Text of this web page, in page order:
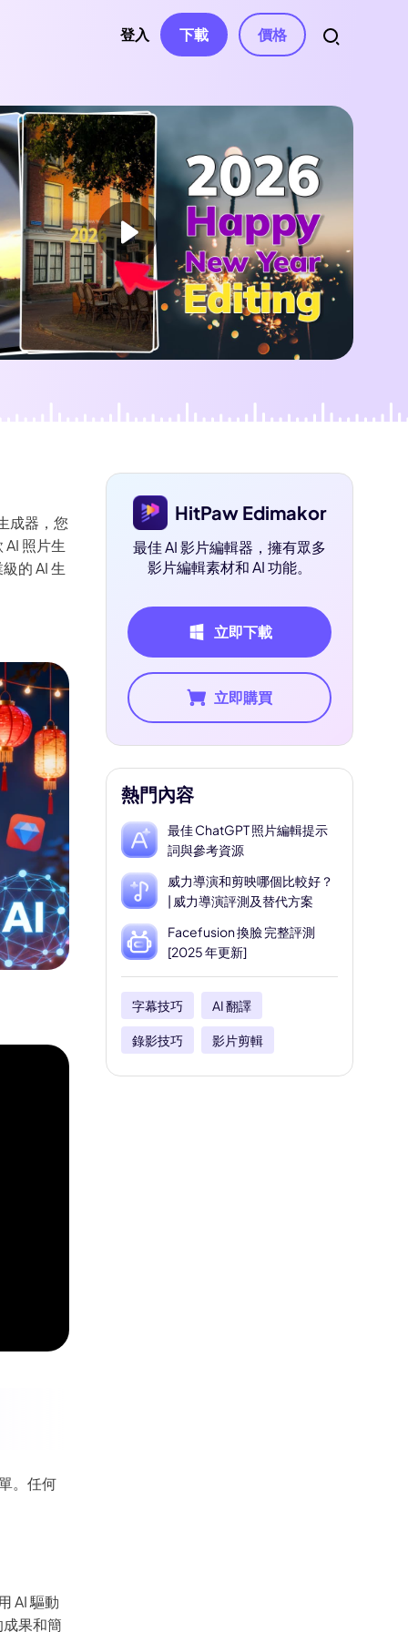
登入 下載 價格
資源
影片特效
影片濾鏡
影片貼紙
影片轉場
影片模板
文字動畫
動字幕
音轉文字
影片腳本
片去字幕
文字編輯
AI 音樂生成器
變聲器
文字轉語音
聲音克隆
人聲去除器
AI 音效
、聯繫
心
章
決方案
正
成器，您
照片生
的 AI 生
。任何
AI 驅動
果和簡
HitPaw Edimakor
最佳 AI 影片編輯器，擁有眾多
影片編輯素材和 AI 功能。
立即下載
立即購買
熱門內容
最佳 ChatGPT 照片編輯提示
詞與參考資源
威力導演和剪映哪個比較好？
| 威力導演評測及替代方案
Facefusion 換臉 完整評測
[2025 年更新]
字幕技巧 AI 翻譯
錄影技巧 影片剪輯